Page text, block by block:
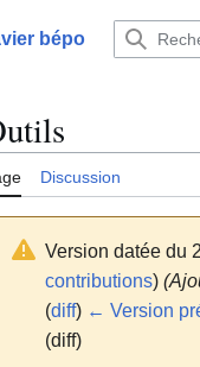
bépo
Discussion
Version datée du
contributions)
(diff) ← Version
(diff)